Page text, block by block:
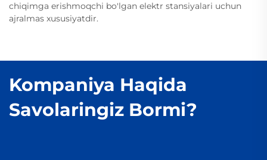
chiqimga erishmoqchi bo'lgan elektr stansiyalari uchun
ajralmas xususiyatdir.
Kompaniya Haqida
Savolaringiz Bormi?